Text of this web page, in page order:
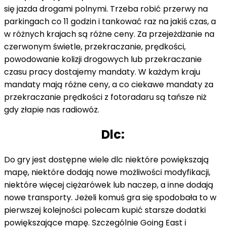
się jazda drogami polnymi. Trzeba robić przerwy na
parkingach co 11 godzin i tankować raz na jakiś czas, a
w różnych krajach są różne ceny. Za przejeżdżanie na
czerwonym świetle, przekraczanie, prędkości,
powodowanie kolizji drogowych lub przekraczanie
czasu pracy dostajemy mandaty. W każdym kraju
mandaty mają różne ceny, a co ciekawe mandaty za
przekraczanie prędkości z fotoradaru są tańsze niż
gdy złapie nas radiowóz.
Dlc:
Do gry jest dostępne wiele dlc niektóre powiększają
mapę, niektóre dodają nowe możliwości modyfikacji,
niektóre więcej ciężarówek lub naczep, a inne dodają
nowe transporty. Jeżeli komuś gra się spodobała to w
pierwszej kolejności polecam kupić starsze dodatki
powiększające mapę. Szczególnie Going East i